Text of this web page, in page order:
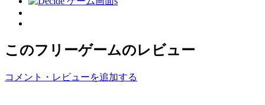
このフリーゲームのレビュー
コメント・レビューを追加する